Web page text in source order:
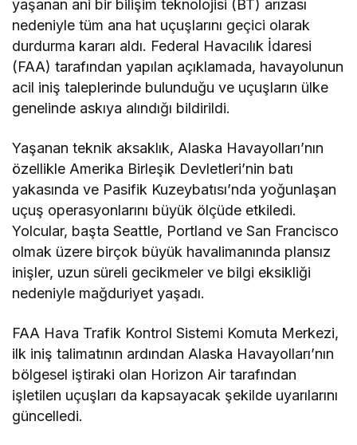
yaşanan ani bir bilişim teknolojisi (BT) arızası
nedeniyle tüm ana hat uçuşlarını geçici olarak
durdurma kararı aldı. Federal Havacılık İdaresi
(FAA) tarafından yapılan açıklamada, havayolunun
acil iniş taleplerinde bulunduğu ve uçuşların ülke
genelinde askıya alındığı bildirildi.
Yaşanan teknik aksaklık, Alaska Havayolları’nın
özellikle Amerika Birleşik Devletleri’nin batı
yakasında ve Pasifik Kuzeybatısı’nda yoğunlaşan
uçuş operasyonlarını büyük ölçüde etkiledi.
Yolcular, başta Seattle, Portland ve San Francisco
olmak üzere birçok büyük havalimanında plansız
inişler, uzun süreli gecikmeler ve bilgi eksikliği
nedeniyle mağduriyet yaşadı.
FAA Hava Trafik Kontrol Sistemi Komuta Merkezi,
ilk iniş talimatının ardından Alaska Havayolları’nın
bölgesel iştiraki olan Horizon Air tarafından
işletilen uçuşları da kapsayacak şekilde uyarılarını
güncelledi.